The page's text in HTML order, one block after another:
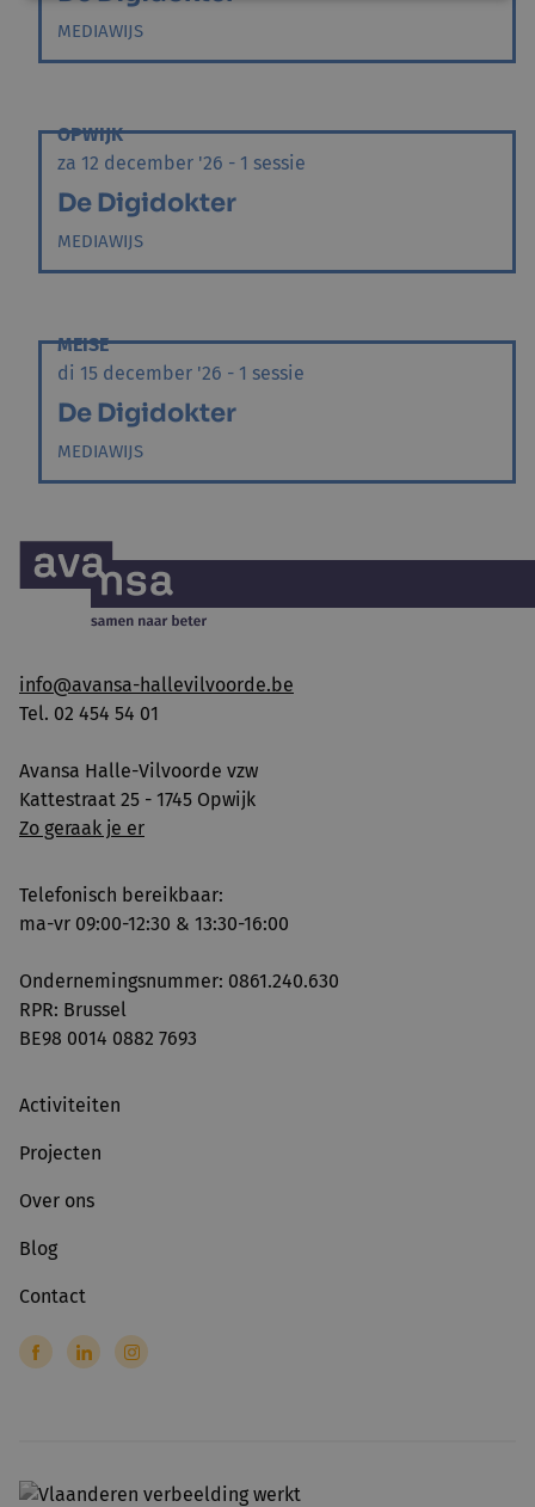
MEDIAWIJS
OPWIJK
za 12 december '26 - 1 sessie
De Digidokter
MEDIAWIJS
MEISE
di 15 december '26 - 1 sessie
De Digidokter
MEDIAWIJS
info@avansa-hallevilvoorde.be
Tel. 02 454 54 01
Avansa Halle-Vilvoorde vzw
Kattestraat 25 - 1745 Opwijk
Zo geraak je er
Telefonisch bereikbaar:
ma-vr 09:00-12:30 & 13:30-16:00
Ondernemingsnummer: 0861.240.630
RPR: Brussel
BE98 0014 0882 7693
Activiteiten
Projecten
Over ons
Blog
Contact